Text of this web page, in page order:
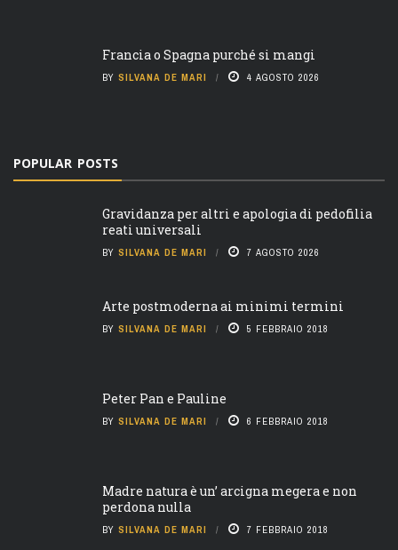
Francia o Spagna purché si mangi
BY SILVANA DE MARI 4 AGOSTO 2026
POPULAR POSTS
Gravidanza per altri e apologia di pedofilia
reati universali
BY SILVANA DE MARI 7 AGOSTO 2026
Arte postmoderna ai minimi termini
BY SILVANA DE MARI 5 FEBBRAIO 2018
Peter Pan e Pauline
BY SILVANA DE MARI 6 FEBBRAIO 2018
Madre natura è un’ arcigna megera e non
perdona nulla
BY SILVANA DE MARI 7 FEBBRAIO 2018